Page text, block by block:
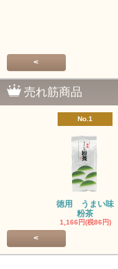
<
売れ筋商品
No.1
徳用 うまい味
粉茶
1,166円(税86円)
<